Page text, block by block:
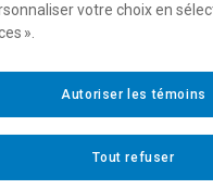
2026
2026
2027
votre choix en
».
Tout refuser
Autoriser les témoins